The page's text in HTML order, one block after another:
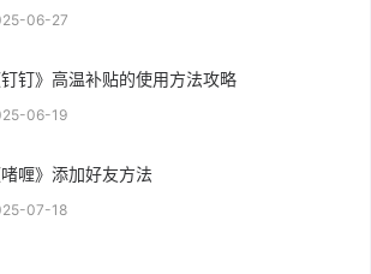
06-27
钉钉》高温补贴的使用方法攻略
06-19
啫喱》添加好友方法
07-18